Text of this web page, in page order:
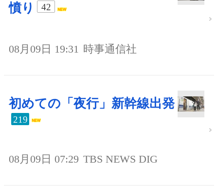
憤り
42
08月09日 19:31 時事通信社
初めての「夜行」新幹線出発
219
08月09日 07:29 TBS NEWS DIG